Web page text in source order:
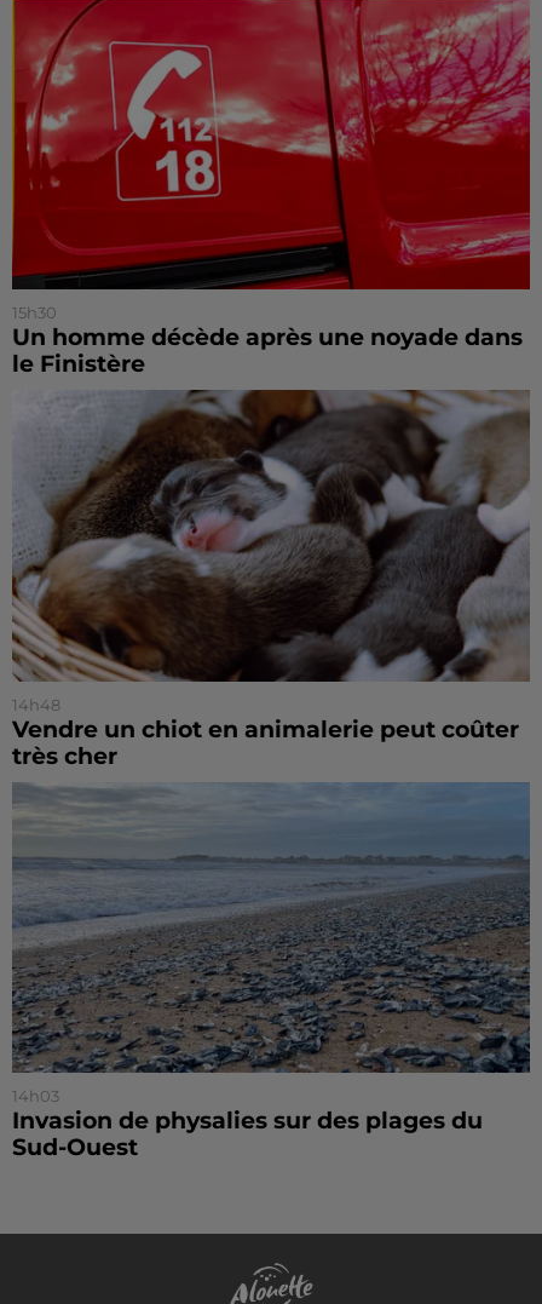
15h30
Un homme décède après une noyade dans
le Finistère
14h48
Vendre un chiot en animalerie peut coûter
très cher
14h03
Invasion de physalies sur des plages du
Sud-Ouest